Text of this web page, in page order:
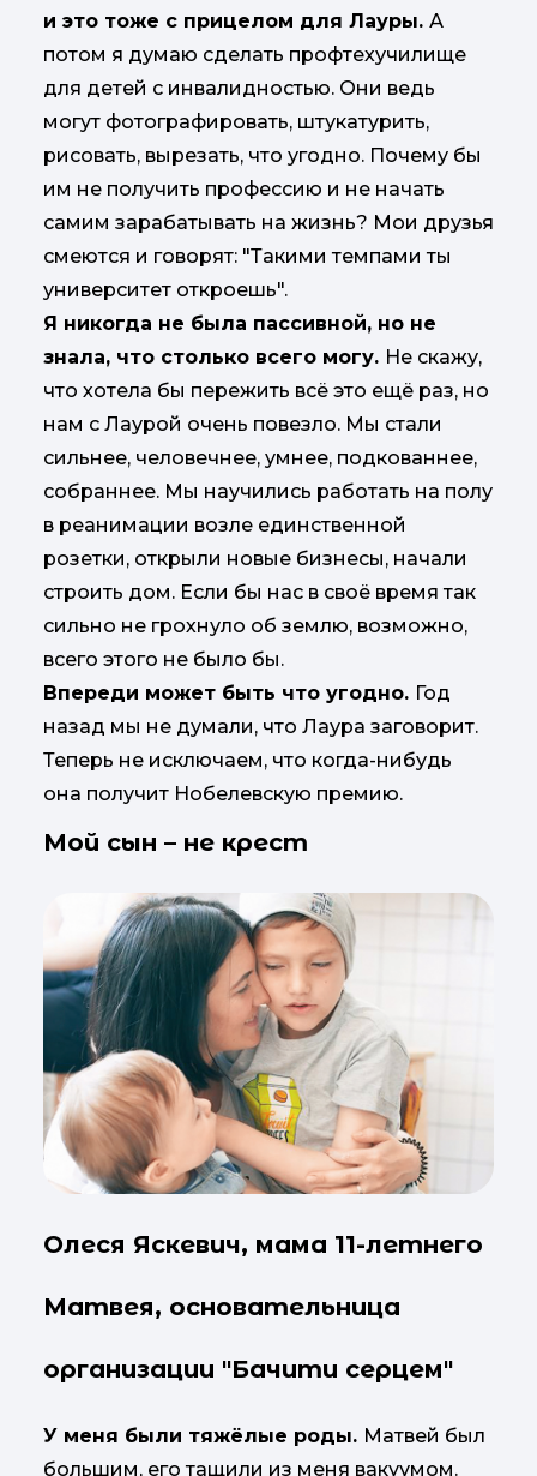
и это тоже с прицелом для Лауры. А
потом я думаю сделать профтехучилище
для детей с инвалидностью. Они ведь
могут фотографировать, штукатурить,
рисовать, вырезать, что угодно. Почему бы
им не получить профессию и не начать
самим зарабатывать на жизнь? Мои друзья
смеются и говорят: "Такими темпами ты
университет откроешь".
Я никогда не была пассивной, но не
знала, что столько всего могу. Не скажу,
что хотела бы пережить всё это ещё раз, но
нам с Лаурой очень повезло. Мы стали
сильнее, человечнее, умнее, подкованнее,
собраннее. Мы научились работать на полу
в реанимации возле единственной
розетки, открыли новые бизнесы, начали
строить дом. Если бы нас в своё время так
сильно не грохнуло об землю, возможно,
всего этого не было бы.
Впереди может быть что угодно. Год
назад мы не думали, что Лаура заговорит.
Теперь не исключаем, что когда-нибудь
она получит Нобелевскую премию.
Мой сын – не крест
Олеся Яскевич, мама 11-летнего
Матвея, основательница
организации "Бачити серцем"
У меня были тяжёлые роды. Матвей был
большим, его тащили из меня вакуумом.